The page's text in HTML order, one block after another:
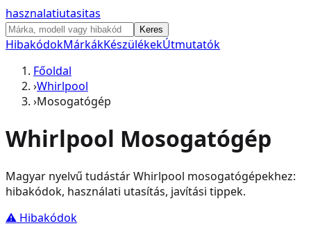
hasznalatiutasitas
Keres
HibakódokMárkákKészülékekÚtmutatók
Főoldal
›Whirlpool
›Mosogatógép
Whirlpool Mosogatógép
Magyar nyelvű tudástárWhirlpool mosogatógépekhez:
hibakódok, használati utasítás, javítási tippek.
⚠️ Hibakódok